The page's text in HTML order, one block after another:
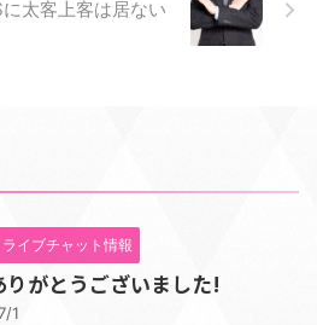
太客上客は居ない
イブチャット情報
りがとうございました!
1